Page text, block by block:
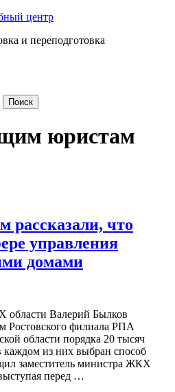
центр
и переподготовка
юристам
рассказали, что
управления
домами
области Валерий Былков
Ростовского филиала РПА
области порядка 20 тысяч
из них выбран способ
заместитель министра ЖКХ
перед …